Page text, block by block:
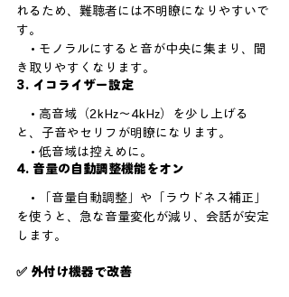
れるため、難聴者には不明瞭になりやすいで
す。
• モノラルにすると音が中央に集まり、聞
き取りやすくなります。
3. イコライザー設定
• 高音域（2kHz～4kHz）を少し上げる
と、子音やセリフが明瞭になります。
• 低音域は控えめに。
4. 音量の自動調整機能をオン
• 「音量自動調整」や「ラウドネス補正」
を使うと、急な音量変化が減り、会話が安定
します。
✅ 外付け機器で改善